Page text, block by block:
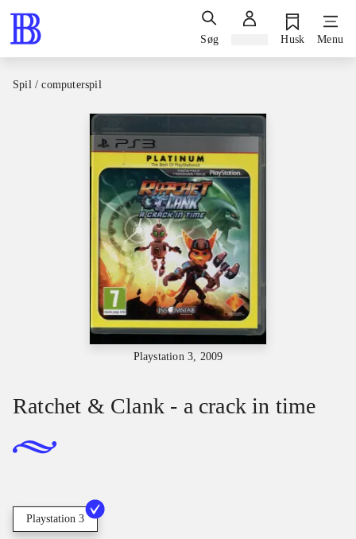
Søg Husk Menu
Spil / computerspil
Playstation 3, 2009
Ratchet & Clank - a crack in time
Playstation 3